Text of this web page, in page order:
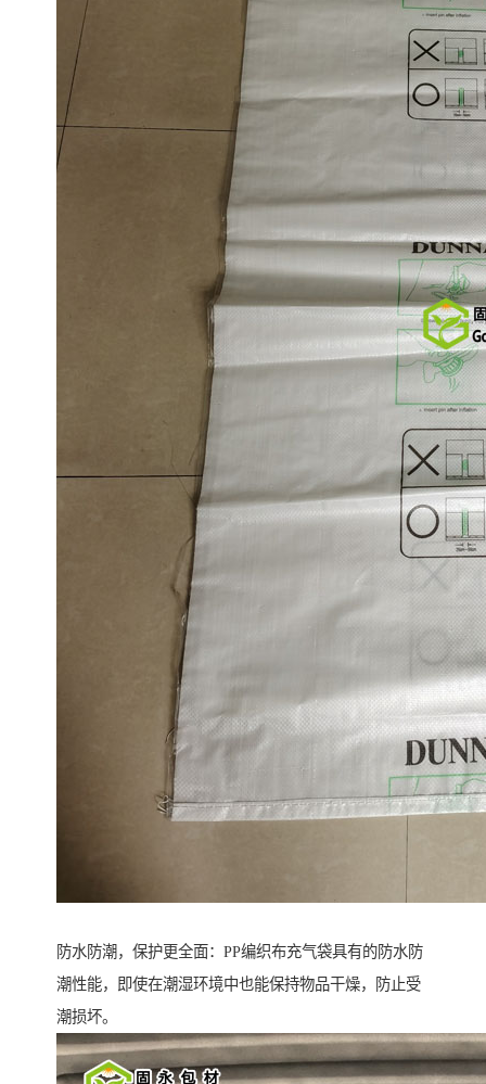
防水防潮，保护更全面：PP编织布充气袋具有的防水防
潮性能，即使在潮湿环境中也能保持物品干燥，防止受
潮损坏。